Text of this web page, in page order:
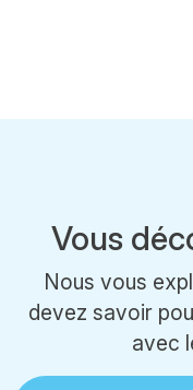
Vous
Nous vous
devez savoir
avec